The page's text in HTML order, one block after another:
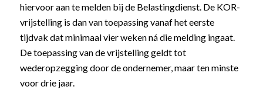
hiervoor aan te melden bij de Belastingdienst. De KOR-
vrijstelling is dan van toepassing vanaf het eerste
tijdvak dat minimaal vier weken ná die melding ingaat.
De toepassing van de vrijstelling geldt tot
wederopzegging door de ondernemer, maar ten minste
voor drie jaar.